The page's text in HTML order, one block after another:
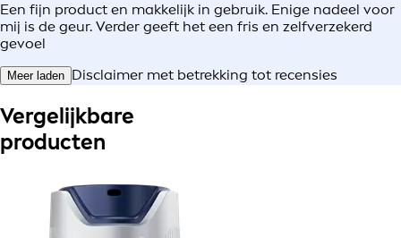
Een fijn product en makkelijk in gebruik. Enige nadeel voor
mij is de geur. Verder geeft het een fris en zelfverzekerd
gevoel
Meer laden Disclaimer met betrekking tot recensies
Vergelijkbare
producten